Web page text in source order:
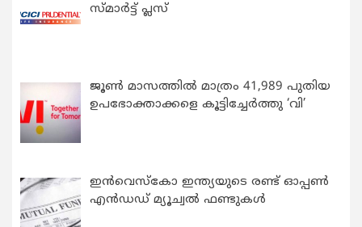
സ്മാർട്ട് പ്ലസ്
ജൂൺ മാസത്തിൽ മാത്രം 41,989 പുതിയ
ഉപഭോക്താക്കളെ കൂട്ടിച്ചേർത്തു ‘വി’
ഇന്‍വെസ്കോ ഇന്ത്യയുടെ രണ്ട് ഓപ്പണ്‍
എന്‍ഡഡ് മ്യൂച്വല്‍ ഫണ്ടുകള്‍